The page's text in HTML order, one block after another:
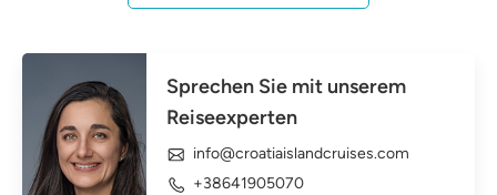
Sprechen Sie mit unserem
Reiseexperten
info@croatiaislandcruises.com
+38641905070